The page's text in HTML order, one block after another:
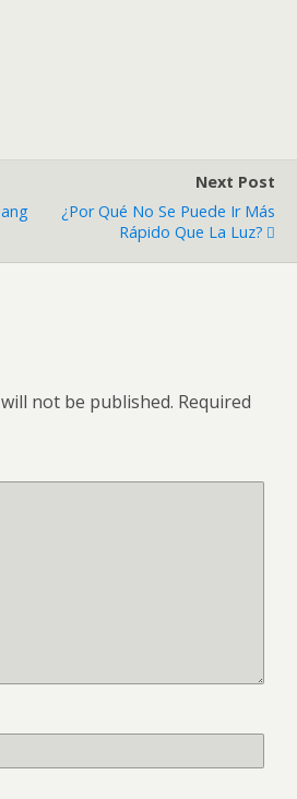
Next Post
¿Por Qué No Se Puede Ir Más
Rápido Que La Luz?
not be published. Required